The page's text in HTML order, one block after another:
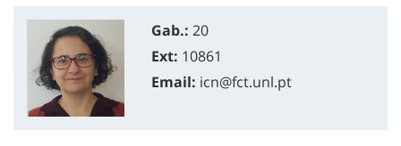
Gab.: 20
Ext: 10861
Email: icn@fct.unl.pt